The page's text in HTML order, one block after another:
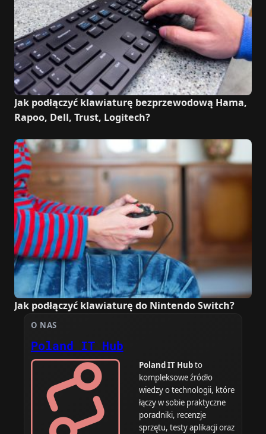
Jak podłączyć klawiaturę bezprzewodową Hama,
Rapoo, Dell, Trust, Logitech?
Jak podłączyć klawiaturę do Nintendo Switch?
O NAS
Poland IT Hub
Poland IT Hubto
kompleksowe źródło
wiedzy o technologii, które
łączy w sobie praktyczne
poradniki, recenzje
sprzętu, testy aplikacji oraz